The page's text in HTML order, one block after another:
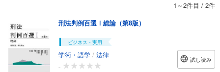
1～2件目 / 2件
刑法判例百選Ⅰ総論（第8版）
ビジネス・実用
学術・語学 / 法律
-
試し読み